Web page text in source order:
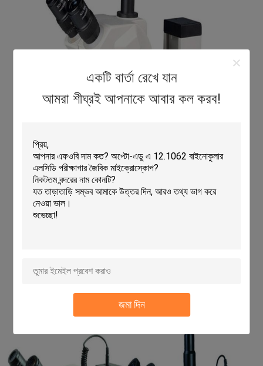
একটি বার্তা রেখে যান
আমরা শীঘ্রই আপনাকে আবার কল করব!
জমা দিন